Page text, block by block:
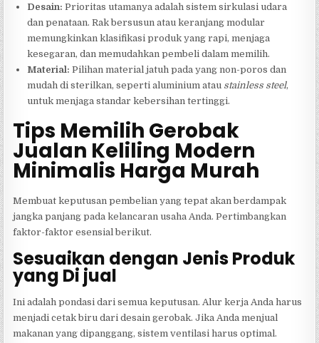
Desain: Prioritas utamanya adalah sistem sirkulasi udara
dan penataan. Rak bersusun atau keranjang modular
memungkinkan klasifikasi produk yang rapi, menjaga
kesegaran, dan memudahkan pembeli dalam memilih.
Material: Pilihan material jatuh pada yang non-poros dan
mudah di sterilkan, seperti aluminium atau stainless steel,
untuk menjaga standar kebersihan tertinggi.
Tips Memilih Gerobak
Jualan Keliling Modern
Minimalis Harga Murah
Membuat keputusan pembelian yang tepat akan berdampak
jangka panjang pada kelancaran usaha Anda. Pertimbangkan
faktor-faktor esensial berikut.
Sesuaikan dengan Jenis Produk
yang Di jual
Ini adalah pondasi dari semua keputusan. Alur kerja Anda harus
menjadi cetak biru dari desain gerobak. Jika Anda menjual
makanan yang dipanggang, sistem ventilasi harus optimal.